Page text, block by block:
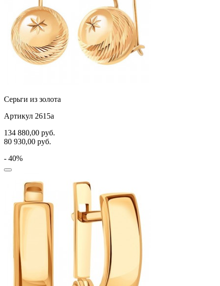
Серьги из золота
Артикул 2615а
134 880,00 руб.
80 930,00 руб.
- 40%